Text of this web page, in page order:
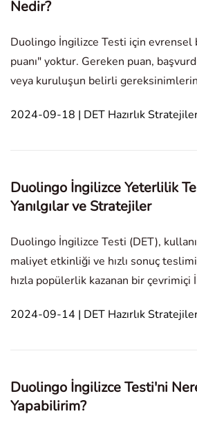
Nedir?
Duolingo İngilizce Testi için evrensel
puanı" yoktur. Gereken puan,
veya kuruluşun belirli
kabul edilirken, 120 üzerindeki
2024-09-18 | DET Hazırlık
Duolingo İngilizce Yeterlilik
Yanılgılar ve Stratejiler
Duolingo İngilizce Testi (DET),
maliyet etkinliği ve hızlı sonuç
hızla popülerlik kazanan bir çevrimiçi
olan test katılımcıları bazı yanılgılarla
2024-09-14 | DET Hazırlık
Duolingo İngilizce Testi'ni
Yapabilirim?